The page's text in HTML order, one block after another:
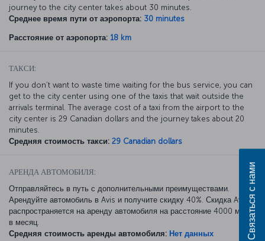
journey to the city center takes about 30 minutes.
Среднее время пути от аэропорта: 30 minutes
Расстояние от аэропорта: 18 km
ТАКСИ:
If you don’t want to waste time waiting for the bus service, you can
get to the city center using one of the taxis that wait outside the
arrivals terminal. The average cost of a taxi from the airport to the
city center is 29 Canadian dollars and the journey takes about 20
minutes.
Средняя стоимость такси: 29 Canadian dollars
АРЕНДА АВТОМОБИЛЯ:
Отправляйтесь в путь с дополнительными преимуществами.
Арендуйте автомобиль в Avis и получите скидку 40%. Скидка Avis
распространяется на аренду автомобиля на расстояние 4000 миль
в месяц.
Средняя стоимость аренды автомобиля: Нет данных Связаться с нами